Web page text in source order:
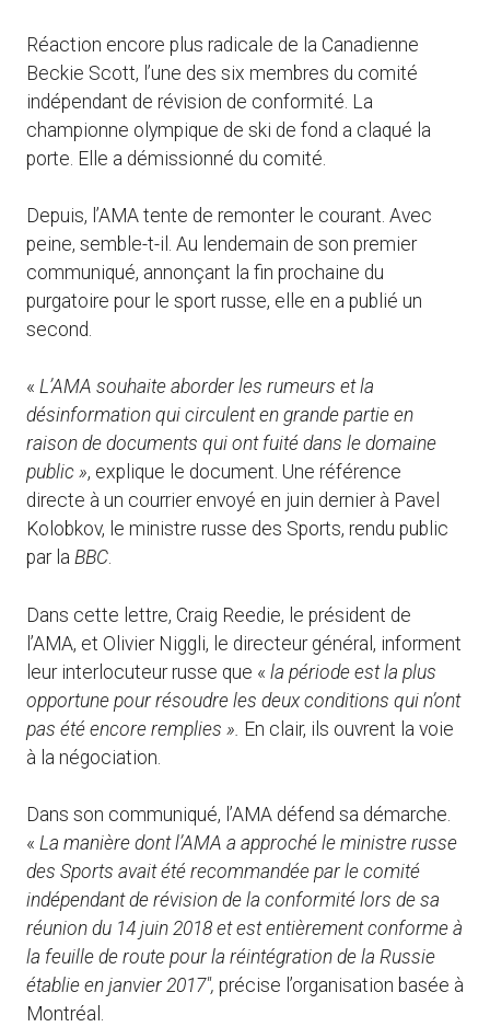
Réaction encore plus radicale de la Canadienne
Beckie Scott, l’une des six membres du comité
indépendant de révision de conformité. La
championne olympique de ski de fond a claqué la
porte. Elle a démissionné du comité.
Depuis, l’AMA tente de remonter le courant. Avec
peine, semble-t-il. Au lendemain de son premier
communiqué, annonçant la fin prochaine du
purgatoire pour le sport russe, elle en a publié un
second.
« L’AMA souhaite aborder les rumeurs et la
désinformation qui circulent en grande partie en
raison de documents qui ont fuité dans le domaine
public », explique le document. Une référence
directe à un courrier envoyé en juin dernier à Pavel
Kolobkov, le ministre russe des Sports, rendu public
par la BBC.
Dans cette lettre, Craig Reedie, le président de
l’AMA, et Olivier Niggli, le directeur général, informent
leur interlocuteur russe que « la période est la plus
opportune pour résoudre les deux conditions qui n’ont
pas été encore remplies ». En clair, ils ouvrent la voie
à la négociation.
Dans son communiqué, l’AMA défend sa démarche.
« La manière dont l’AMA a approché le ministre russe
des Sports avait été recommandée par le comité
indépendant de révision de la conformité lors de sa
réunion du 14 juin 2018 et est entièrement conforme à
la feuille de route pour la réintégration de la Russie
établie en janvier 2017″, précise l’organisation basée à
Montréal.